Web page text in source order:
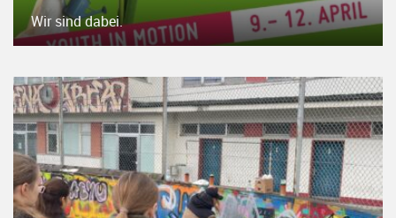
Wir sind dabei.